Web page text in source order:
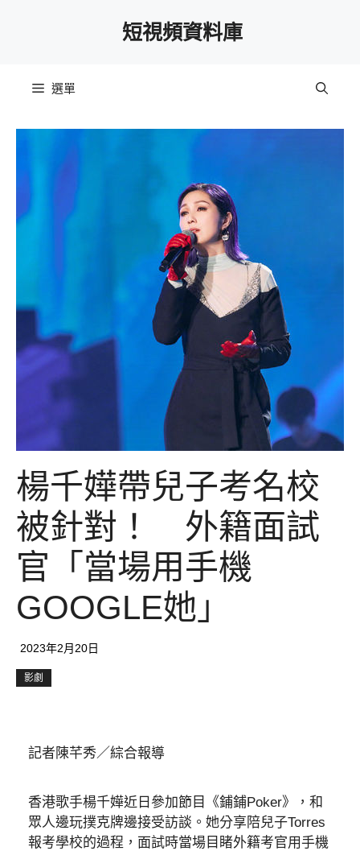
短視頻資料庫
選單
楊千嬅帶兒子考名校
被針對！ 外籍面試
官「當場用手機
GOOGLE她」
2023年2月20日
影劇
記者陳芊秀／綜合報導
香港歌手楊千嬅近日參加節目《鋪鋪Poker》，和
眾人邊玩撲克牌邊接受訪談。她分享陪兒子Torres
報考學校的過程，面試時當場目睹外籍考官用手機